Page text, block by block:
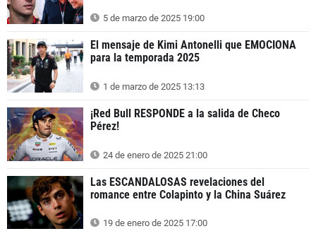
5 de marzo de 2025 19:00
El mensaje de Kimi Antonelli que EMOCIONA
para la temporada 2025
1 de marzo de 2025 13:13
¡Red Bull RESPONDE a la salida de Checo
Pérez!
24 de enero de 2025 21:00
Las ESCANDALOSAS revelaciones del
romance entre Colapinto y la China Suárez
19 de enero de 2025 17:00